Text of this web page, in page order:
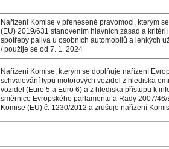
Nařízení Komise v přenesené pravomoci, kterým
(EU) 2019/631 stanovením hlavních zásad a
spotřeby paliva u osobních automobilů a lehkých
/ použije se od 7. 1. 2024
Nařízení Komise, kterým se doplňuje nařízení
schvalování typu motorových vozidel z hlediska
vozidel (Euro 5 a Euro 6) a z hlediska přístupu k
směrnice Evropského parlamentu a Rady 2007/
Komise (EU) č. 1230/2012 a zrušuje nařízení